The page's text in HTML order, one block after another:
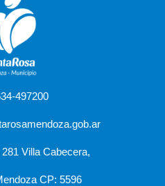
497200
Villa Cabecera,
CP: 5596